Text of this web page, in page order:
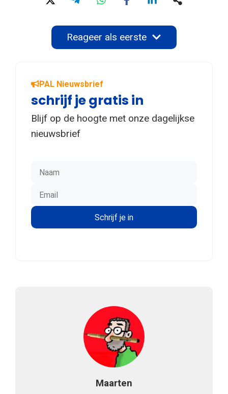
Reageer als eerste
PAL Nieuwsbrief
schrijf je gratis in
Blijf op de hoogte met onze dagelijkse
nieuwsbrief
Maarten